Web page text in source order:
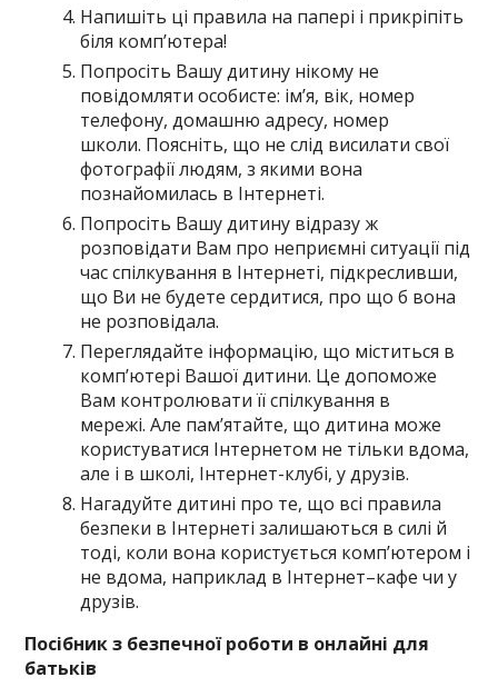
Напишіть ці правила на папері і прикріпіть
біля комп’ютера!
Попросіть Вашу дитину нікому не
повідомляти особисте: ім’я, вік, номер
телефону, домашню адресу, номер
школи. Поясніть, що не слід висилати свої
фотографії людям, з якими вона
познайомилась в Інтернеті.
Попросіть Вашу дитину відразу ж
розповідати Вам про неприємні ситуації під
час спілкування в Інтернеті, підкресливши,
що Ви не будете сердитися, про що б вона
не розповідала.
Переглядайте інформацію, що міститься в
комп’ютері Вашої дитини. Це допоможе
Вам контролювати її спілкування в
мережі. Але пам’ятайте, що дитина може
користуватися Інтернетом не тільки вдома,
але і в школі, Інтернет-клубі, у друзів.
Нагадуйте дитині про те, що всі правила
безпеки в Інтернеті залишаються в силі й
тоді, коли вона користується комп’ютером і
не вдома, наприклад в Інтернет–кафе чи у
друзів.
Посібник з безпечної роботи в онлайні для
батьків